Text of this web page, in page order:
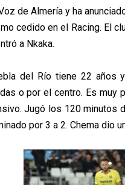
de Almería y ha
cedido en el Racing. El
a Nkaka.
del Río tiene 22 años
o por el centro. Es muy
Jugó los 120 minutos
por 3 a 2. Chema dio